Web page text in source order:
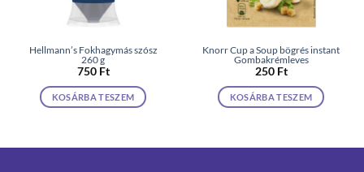
Hellmann’s Fokhagymás szósz
260 g
750 Ft
KOSÁRBA TESZEM
Knorr Cup a Soup bögrés instant
Gombakrémleves
250 Ft
KOSÁRBA TESZEM